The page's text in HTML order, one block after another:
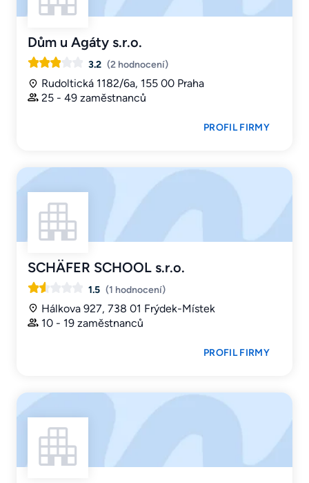
Dům u Agáty s.r.o.
3.2 (2 hodnocení)
Rudoltická 1182/6a, 155 00 Praha
25 - 49 zaměstnanců
PROFIL FIRMY
SCHÄFER SCHOOL s.r.o.
1.5 (1 hodnocení)
Hálkova 927, 738 01 Frýdek-Místek
10 - 19 zaměstnanců
PROFIL FIRMY